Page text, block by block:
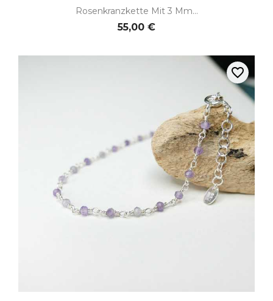
Rosenkranzkette Mit 3 Mm...
55,00 €
favorite_border